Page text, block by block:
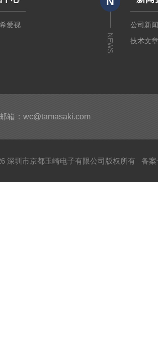
爱视
NEWS
公司新
技术文
箱：wc@tamasaki.com
深圳市京都玉崎电子有限公司版权所有 备案